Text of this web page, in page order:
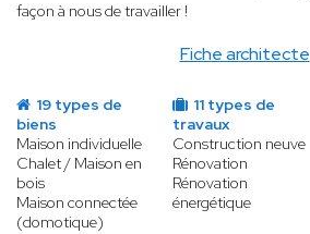
Fiche architecte
façon à nous de travailler !
19 types de
biens
Maison individuelle
Chalet / Maison en
bois
Maison connectée
(domotique)
11 types de
travaux
Construction neuve
Rénovation
Rénovation
énergétique